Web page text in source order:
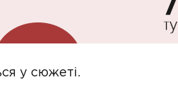
у сюжеті.